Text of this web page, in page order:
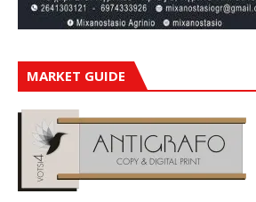
MARKET GUIDE